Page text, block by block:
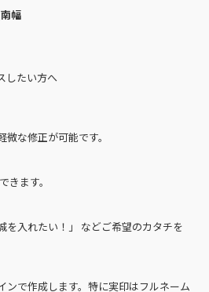
幅
したい方へ
な修正が可能です。
きます。
を入れたい！」 などご希望のカタチを
ンで作成します。特に実印はフルネーム